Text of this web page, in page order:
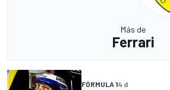
Más de
Ferrari
FÓRMULA 14 d